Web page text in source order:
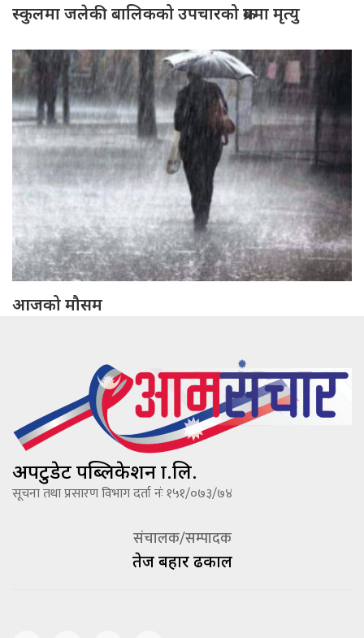
स्कुलमा जलेकी बालिकको उपचारको क्रममा मृत्यु
आजको मौसम
अपटुडेट पब्लिकेशन प्रा.लि.
सूचना तथा प्रसारण विभाग दर्ता नंः १५१/०७३/७४
संचालक/सम्पादक
तेज बहादूर ढकाल